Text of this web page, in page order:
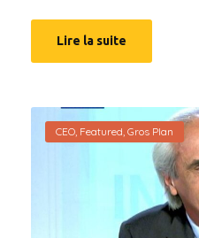
Lire la suite
CEO, Featured, Gros Plan